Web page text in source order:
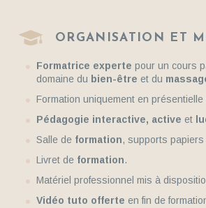
ORGANISATION ET
Formatrice experte pour un cours
domaine du bien-être et du
Formation uniquement en
Pédagogie interactive, active et
Salle de formation, supports papiers
Livret de formation.
Matériel professionnel mis à
Vidéo tuto offerte en fin de